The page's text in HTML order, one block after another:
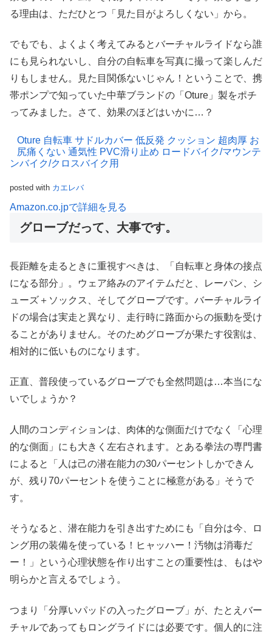
る理由は、ただひとつ「見た目がよろしくない」から。
でもでも、よくよく考えてみるとバーチャルライドなら誰
にも見られないし、自分の自転車を写真に撮って楽しんだ
りもしません。見た目関係ないじゃん！ということで、携
帯ポンプで知っていた中華ブランドの「Oture」製をポチ
ってみました。さて、効果のほどはいかに…？
Oture 自転車 サドルカバー 低反発 クッション 超肉厚 お
尻痛くない 通気性 PVC滑り止め ロードバイク/マウンテ
ンバイク/クロスバイク用
posted with カエレバ
Amazon.co.jpで詳細を見る
グローブだって、大事です。
長距離を走るときに重視すべきは、「自転車と身体の接点
になる部分」。ウェア絡みのアイテムだと、レーパン、シ
ューズ＋ソックス、そしてグローブです。バーチャルライ
ドの場合は実走と異なり、走行時に路面からの振動を受け
ることがありません。そのためグローブが果たす役割は、
相対的に低いものになります。
正直、普段使っているグローブでも全然問題は…本当にな
いでしょうか？
人間のコンディションは、肉体的な側面だけでなく「心理
的な側面」にも大きく左右されます。とある拳法の専門書
によると「人は己の潜在能力の30パーセントしかできん
が、残り70パーセントを使うことに極意がある」そうで
す。
そうなると、潜在能力を引き出すためにも「自分は今、ロ
ング用の装備を使っている！ヒャッハー！汚物は消毒だ
ー！」という心理状態を作り出すことの重要性は、もはや
明らかと言えるでしょう。
つまり「分厚いパッドの入ったグローブ」が、たとえバー
チャルであってもロングライドには必要です。個人的に注